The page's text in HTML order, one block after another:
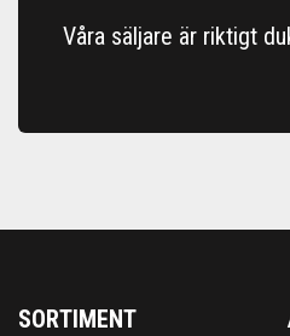
Våra säljare är riktigt
SORTIMENT